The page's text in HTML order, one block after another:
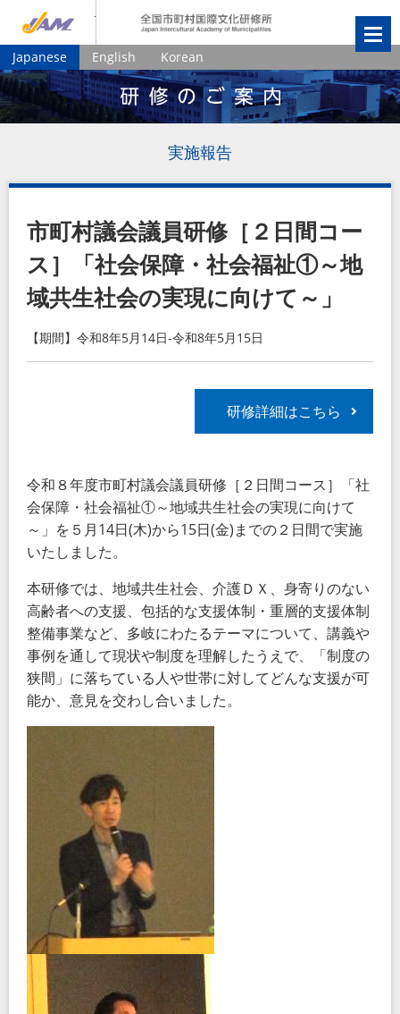
Japanese English Korean
実施報告
市町村議会議員研修［２日間コー
ス］「社会保障・社会福祉①～地
域共生社会の実現に向けて～」
【期間】令和8年5月14日-令和8年5月15日
研修詳細はこちら
令和８年度市町村議会議員研修［２日間コース］「社
会保障・社会福祉①～地域共生社会の実現に向けて
～」を５月14日(木)から15日(金)までの２日間で実施
いたしました。
本研修では、地域共生社会、介護ＤＸ、身寄りのない
高齢者への支援、包括的な支援体制・重層的支援体制
整備事業など、多岐にわたるテーマについて、講義や
事例を通して現状や制度を理解したうえで、「制度の
狭間」に落ちている人や世帯に対してどんな支援が可
能か、意見を交わし合いました。